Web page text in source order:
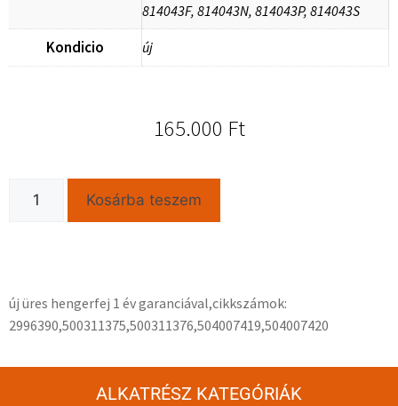
814043F, 814043N, 814043P, 814043S
Kondicio új
165.000 Ft
Kosárba teszem
új üres hengerfej 1 év garanciával,cikkszámok:
2996390,500311375,500311376,504007419,504007420
ALKATRÉSZ KATEGÓRIÁK